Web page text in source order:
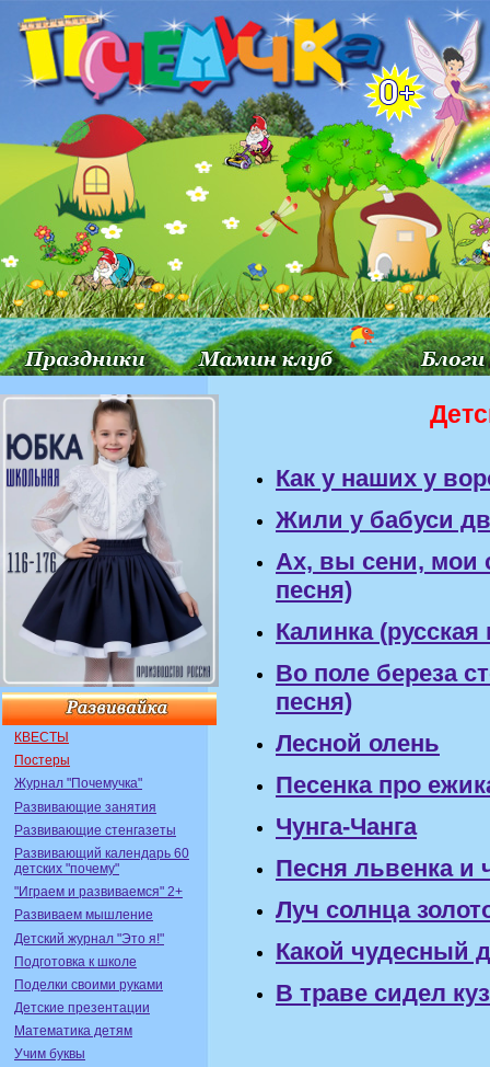
КВЕСТЫ
Постеры
Журнал "Почемучка"
Развивающие занятия
Развивающие стенгазеты
Развивающий календарь 60
детских "почему"
"Играем и развиваемся" 2+
Развиваем мышление
Детский журнал "Это я!"
Подготовка к школе
Поделки своими руками
Детские презентации
Математика детям
Учим буквы
Как у наших у
Жили у бабуси
Ах, вы сени, мои
песня)
Калинка
Во поле береза
песня)
Лесной олень
Песенка про
Чунга-Чанга
Песня львенка и
Луч солнца
Какой чудесный
В траве сидел